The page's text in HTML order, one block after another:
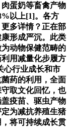
蛋奶等畜禽产物
以上[1]。各方
多详情？正在部
形成严沉。此类
动物保健范畴的
用减量化步履方
心行业成长和市
药的利用，全面
取文化回忆，也
疫苗、驱虫产物
为减抗养殖生猪
将可持续成长贯